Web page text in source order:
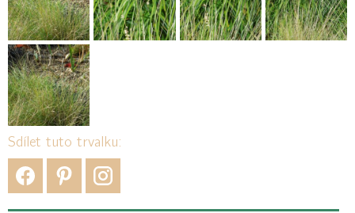
Sdílet tuto trvalku: